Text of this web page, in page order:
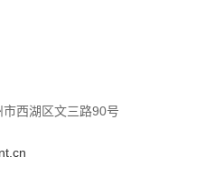
西湖区文三路90号